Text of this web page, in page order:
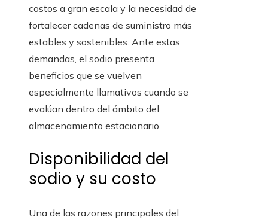
costos a gran escala y la necesidad de
fortalecer cadenas de suministro más
estables y sostenibles. Ante estas
demandas, el sodio presenta
beneficios que se vuelven
especialmente llamativos cuando se
evalúan dentro del ámbito del
almacenamiento estacionario.
Disponibilidad del
sodio y su costo
Una de las razones principales del